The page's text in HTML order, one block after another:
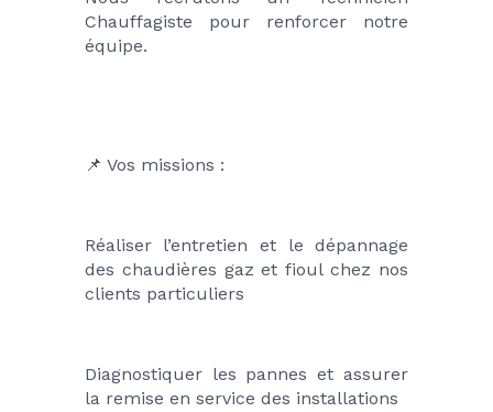
Chauffagiste pour renforcer notre
équipe.
📌 Vos missions :
Réaliser l’entretien et le dépannage
des chaudières gaz et fioul chez nos
clients particuliers
Diagnostiquer les pannes et assurer
la remise en service des installations